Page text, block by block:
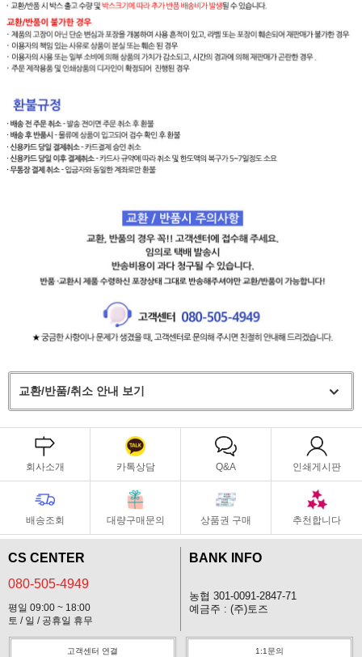
교환/반품/취소 안내 보기
회사소개 카톡상담 Q&A 인쇄게시판
배송조회 대량구매문의 상품권 구매 추천합니다
CS CENTER
080-505-4949
평일 09:00 ~ 18:00
토 / 일 / 공휴일 휴무
BANK INFO
농협 301-0091-2847-71
예금주 : (주)토즈
고객센터 연결 1:1문의